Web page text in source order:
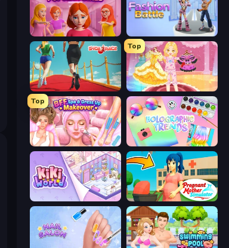
Fashion Battle
Shoe Race
Top
Royal Glow Princess Makeover
Top
BFF Makeover - Spa & Dress Up Holographic Trends
KiKi World Pregnant Mother Simulator